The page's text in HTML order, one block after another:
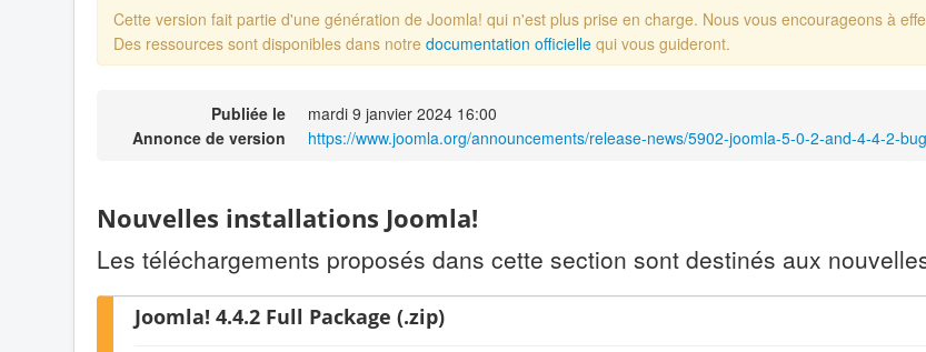
Cette version fait partie d'une génération de Joomla! qui n'est plus prise en charge. Nous vous encourageons à
Des ressources sont disponibles dans notre documentation officielle qui vous guideront.
Publiée le
mardi 9 janvier 2024 16:00
Annonce de version
https://www.joomla.org/announcements/release-news/5902-joomla-5-0-2-and-4-4-2-
Nouvelles installations Joomla!
Les téléchargements proposés dans cette section sont destinés aux
Joomla! 4.4.2 Full Package (.zip)